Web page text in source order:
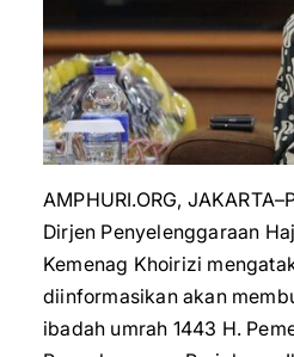
AMPHURI.ORG,
Dirjen Penyelenggaraan
Kemenag Khoirizi
diinformasikan akan
ibadah umrah 1443 H.